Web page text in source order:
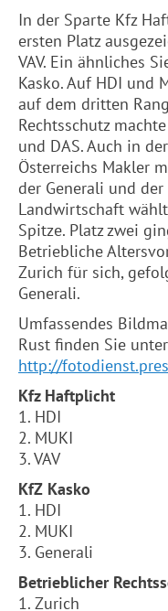
In der Sparte Kfz
ersten Platz
VAV. Ein ähnliches
Kasko. Auf HDI und
auf dem dritten
Rechtsschutz
und DAS. Auch in
Österreichs Makler
der Generali und
Landwirtschaft
Spitze. Platz zwei
Betriebliche
Zurich für sich,
Generali.
Umfassendes
Rust finden Sie
http://
Kfz Haftplicht
1. HDI
2. MUKI
3. VAV
KfZ Kasko
1. HDI
2. MUKI
3. Generali
Betrieblicher
1. Zurich